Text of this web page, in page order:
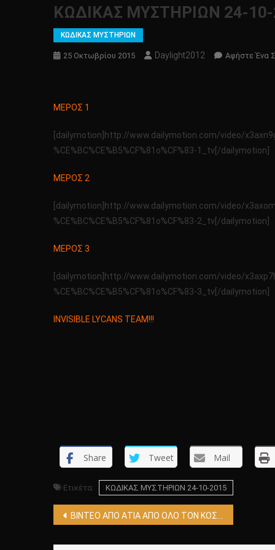
KΩΔΙΚΑΣ ΜΥΣΤΗΡΙΩΝ 24-10-
ΚΩΔΙΚΑΣ ΜΥΣΤΗΡΙΩΝ
25 Οκτωβρίου 2015 Daylight2012 Αφήστε Ένα
ΜΕΡΟΣ 1
[dailymotion]http://www.dailymotion.com/video/
%CE%BC%CE%B5%CF%81o%CF%83-1_tv[/dailymotion]
ΜΕΡΟΣ 2
[dailymotion]http://www.dailymotion.com/video/
%CE%BC%CE%B5%CF%81o%CF%83-2_tv[/dailymotion]
ΜΕΡΟΣ 3
[dailymotion]http://www.dailymotion.com/video/
%CE%BC%CE%B5%CF%81o%CF%83-3_tv[/dailymotion]
INVISIBLE LYCANS TEAM!!!
Share Tweet Mail
Ετικέτα: KΩΔΙΚΑΣ ΜΥΣΤΗΡΙΩΝ 24-10-2015
Πλοήγηση
άρθρων
ΒΙΝΤΕΟ ΑΠΟ ΑΤΙΑ ΑΠΟ ΟΛΟ ΤΟΝ ΚΟΣΜΟ ΤΑ ΟΠΟΙΑ ΔΕΝ ΥΠΑΡΧΕΙ ΚΑΜΙΑ ΕΞΗΓΗΣΗ ΠΕΡΙ ΤΙΝΟΣ ΠΡΟΚΕΙΤΑΙ!!!! ΟΛΑ ΤΑ ΒΙΝΤΕΟ ΕΧΟΥΝ ΧΑΡΑΚΤΗΡΙΣΤΕΙ ΑΥΘΕΝΤΙΚΑ!!!!